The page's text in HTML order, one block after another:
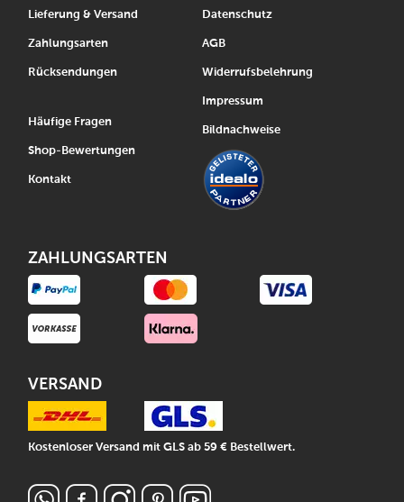
Lieferung & Versand
Zahlungsarten
Rücksendungen
Häufige Fragen
Shop-Bewertungen
Kontakt
Datenschutz
AGB
Widerrufsbelehrung
Impressum
Bildnachweise
ZAHLUNGSARTEN
VERSAND
Kostenloser Versand mit GLS ab 59 € Bestellwert.